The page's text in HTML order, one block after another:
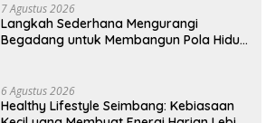
7 Agustus 2026
Langkah Sederhana Mengurangi
Begadang untuk Membangun Pola Hidup
6 Agustus 2026
Healthy Lifestyle Seimbang: Kebiasaan